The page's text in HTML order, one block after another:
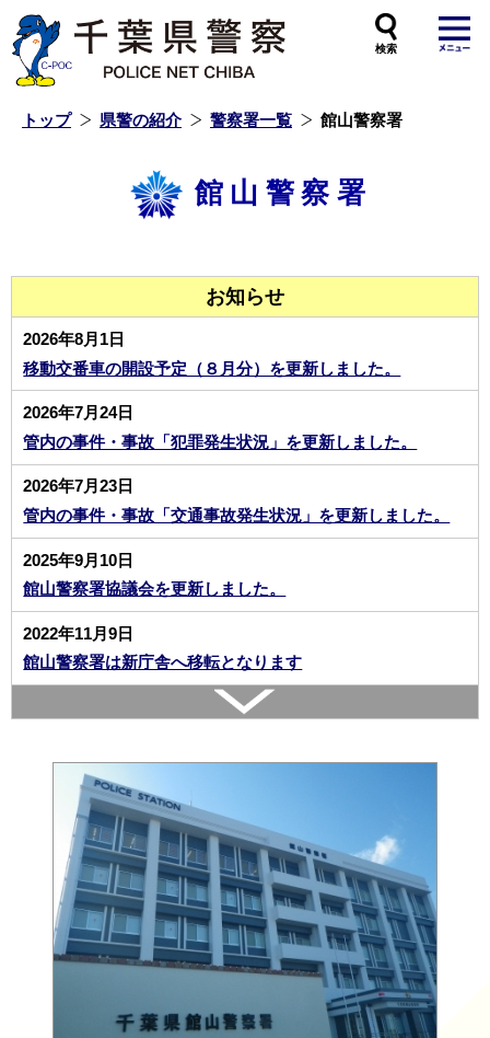
トップ 県警の紹介 警察署一覧 館山警察署
館山警察署
お知らせ
2026年8月1日
移動交番車の開設予定（８月分）を更新しました。
2026年7月24日
管内の事件・事故「犯罪発生状況」を更新しました。
2026年7月23日
管内の事件・事故「交通事故発生状況」を更新しました。
2025年9月10日
館山警察署協議会を更新しました。
2022年11月9日
館山警察署は新庁舎へ移転となります